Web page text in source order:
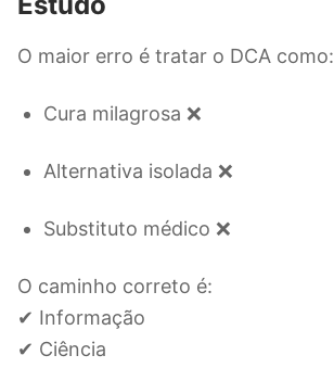
O maior erro é tratar o DCA como:
Cura milagrosa ❌
Alternativa isolada ❌
Substituto médico ❌
O caminho correto é:
✔ Informação
✔ Ciência